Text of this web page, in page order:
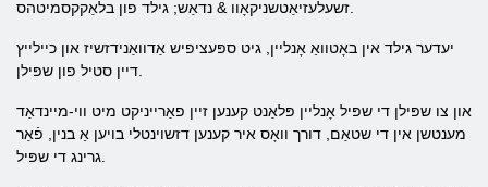
יעדער גילד אין באָטוואַ אָנליין, גיט ספּעציפיש אַדוואַנידזשיז און כיילייץ
און צו שפּילן די שפּיל אָנליין פּלאַנט קענען זיין פאַרייניקט מיט ווי-מיינדאַד
מענטשן אין די שטאַם, דורך וואָס איר קענען דזשוינטלי בויען אַ בנין, פֿאַר